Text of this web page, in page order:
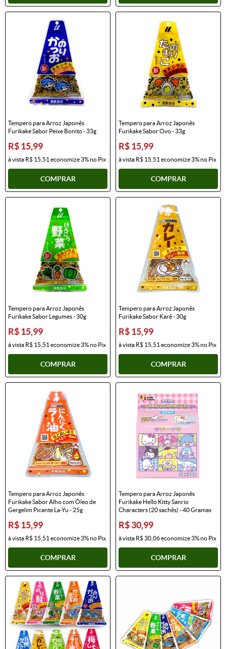
Tempero para Arroz Japonês
Furikake Sabor Peixe Bonito - 33g
R$ 15,99
à vista R$ 15,51 economize3%no Pix
COMPRAR
Tempero para Arroz Japonês
Furikake Sabor Ovo - 33g
R$ 15,99
à vista R$ 15,51 economize3%no Pix
COMPRAR
Tempero para Arroz Japonês
Furikake Sabor Legumes - 30g
R$ 15,99
à vista R$ 15,51 economize3%no Pix
COMPRAR
Tempero para Arroz Japonês
Furikake Sabor Karê - 30g
R$ 15,99
à vista R$ 15,51 economize3%no Pix
COMPRAR
Tempero para Arroz Japonês
Furikake Sabor Alho com Óleo de
Gergelim Picante La-Yu - 25g
R$ 15,99
à vista R$ 15,51 economize3%no Pix
COMPRAR
Tempero para Arroz Japonês
Furikake Hello Kitty Sanrio
Characters (20 sachês) - 40 Gramas
R$ 30,99
à vista R$ 30,06economize3%no Pix
COMPRAR